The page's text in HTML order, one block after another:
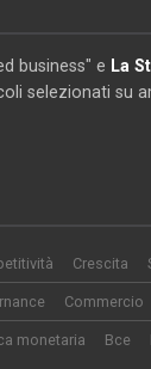
business" e La
selezionati su
Crescita
Commercio
monetaria Bce